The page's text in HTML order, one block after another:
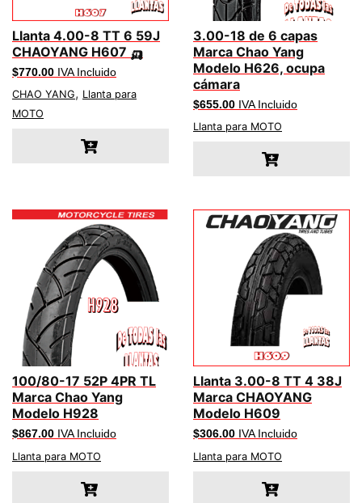
Llanta 4.00-8 TT 6 59J
CHAOYANG H607 🛺
$770.00 IVA Incluido
CHAO YANG, Llanta para
MOTO
3.00-18 de 6 capas
Marca Chao Yang
Modelo H626, ocupa
cámara
$655.00 IVA Incluido
Llanta para MOTO
100/80-17 52P 4PR TL
Marca Chao Yang
Modelo H928
$867.00 IVA Incluido
Llanta para MOTO
Llanta 3.00-8 TT 4 38J
Marca CHAOYANG
Modelo H609
$306.00 IVA Incluido
Llanta para MOTO